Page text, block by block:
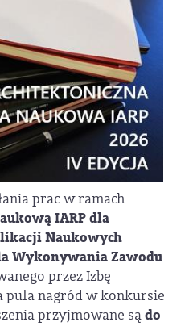
prac w ramach
IARP dla
Naukowych
Wykonywania Zawodu
przez Izbę
pula nagród w konkursie
przyjmowane sądo